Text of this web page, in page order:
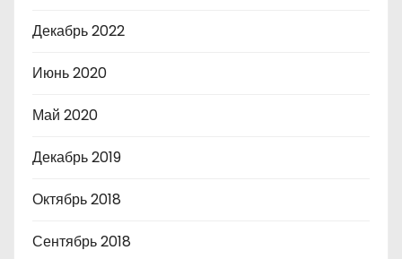
Декабрь 2022
Июнь 2020
Май 2020
Декабрь 2019
Октябрь 2018
Сентябрь 2018